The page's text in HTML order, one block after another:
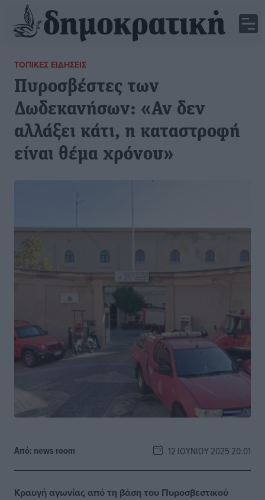
ΤΟΠΙΚΈΣ ΕΙΔΉΣΕΙΣ
Πυροσβέστες των
Δωδεκανήσων: «Αν δεν
αλλάξει κάτι, η καταστροφή
είναι θέμα χρόνου»
Από: news room 12 ΙΟΥΝΊΟΥ 2025 20:01
Κραυγή αγωνίας από τη βάση του Πυροσβεστικού